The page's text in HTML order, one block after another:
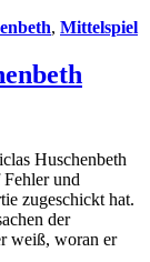
, Mittelspiel
Huschenbeth
und
zugeschickt hat.
der
weiß, woran er